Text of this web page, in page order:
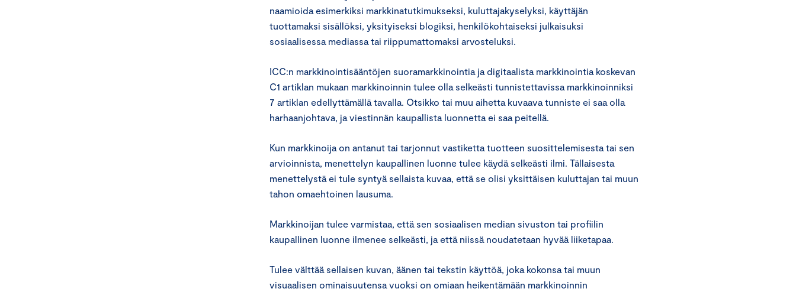
naamioida esimerkiksi markkinatutkimukseksi, kuluttajakyselyksi, käyttäjän
tuottamaksi sisällöksi, yksityiseksi blogiksi, henkilökohtaiseksi julkaisuksi
sosiaalisessa mediassa tai riippumattomaksi arvosteluksi.
ICC:n markkinointisääntöjen suoramarkkinointia ja digitaalista markkinointia koskevan
C1 artiklan mukaan markkinoinnin tulee olla selkeästi tunnistettavissa markkinoinniksi
7 artiklan edellyttämällä tavalla. Otsikko tai muu aihetta kuvaava tunniste ei saa olla
harhaanjohtava, ja viestinnän kaupallista luonnetta ei saa peitellä.
Kun markkinoija on antanut tai tarjonnut vastiketta tuotteen suosittelemisesta tai sen
arvioinnista, menettelyn kaupallinen luonne tulee käydä selkeästi ilmi. Tällaisesta
menettelystä ei tule syntyä sellaista kuvaa, että se olisi yksittäisen kuluttajan tai muun
tahon omaehtoinen lausuma.
Markkinoijan tulee varmistaa, että sen sosiaalisen median sivuston tai profiilin
kaupallinen luonne ilmenee selkeästi, ja että niissä noudatetaan hyvää liiketapaa.
Tulee välttää sellaisen kuvan, äänen tai tekstin käyttöä, joka kokonsa tai muun
visuaalisen ominaisuutensa vuoksi on omiaan heikentämään markkinoinnin